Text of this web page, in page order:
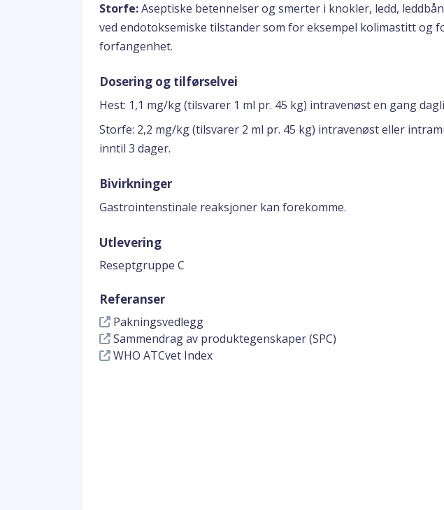
Storfe:Aseptiske betennelser og smerter i knokler, ledd,
ved endotoksemiske tilstander som for eksempel kolimastitt og
forfangenhet.
Dosering og tilførselvei
Hest: 1,1 mg/kg (tilsvarer 1 ml pr. 45 kg) intravenøst en gang
Storfe: 2,2 mg/kg (tilsvarer 2 ml pr. 45 kg) intravenøst eller
inntil 3 dager.
Bivirkninger
Gastrointenstinale reaksjoner kan forekomme.
Utlevering
Reseptgruppe C
Referanser
Pakningsvedlegg
Sammendrag av produktegenskaper (SPC)
WHO ATCvet Index